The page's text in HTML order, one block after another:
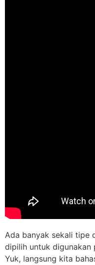
Ada banyak sekali tipe
dipilih untuk digunakan
Yuk, langsung kita